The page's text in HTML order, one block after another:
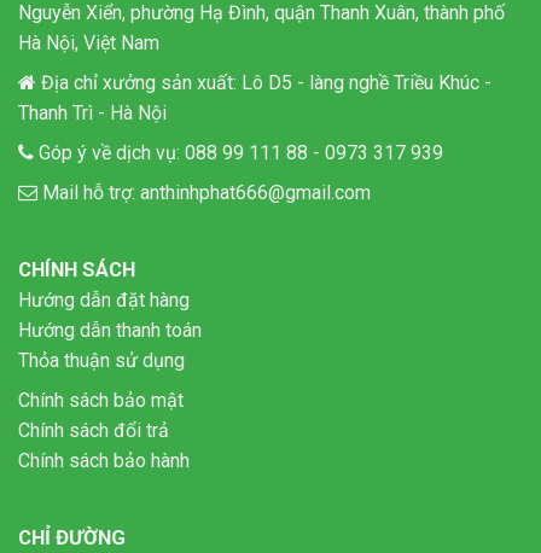
Nguyễn Xiển, phường Hạ Đình, quận Thanh Xuân, thành phố
Hà Nội, Việt Nam
Địa chỉ xưởng sản xuất: Lô D5 - làng nghề Triều Khúc -
Thanh Trì - Hà Nội
Góp ý về dịch vụ: 088 99 111 88 - 0973 317 939
Mail hỗ trợ: anthinhphat666@gmail.com
CHÍNH SÁCH
Hướng dẫn đặt hàng
Hướng dẫn thanh toán
Thỏa thuận sử dụng
Chính sách bảo mật
Chính sách đổi trả
Chính sách bảo hành
CHỈ ĐƯỜNG